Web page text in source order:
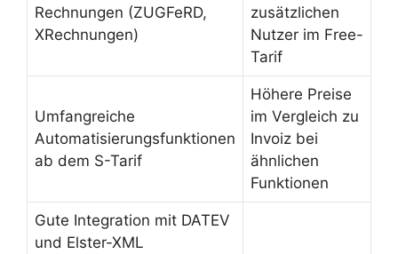
Rechnungen (ZUGFeRD,
XRechnungen)
zusätzlichen
Nutzer im Free-
Tarif
Umfangreiche
Automatisierungsfunktionen
ab dem S-Tarif
Höhere Preise
im Vergleich zu
Invoiz bei
ähnlichen
Funktionen
Gute Integration mit DATEV
und Elster-XML